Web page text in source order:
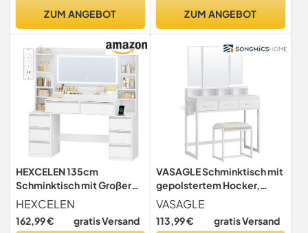
Glühbirne, Weiß
ZUM ANGEBOT ZUM ANGEBOT
HEXCELEN 135cm
Schminktisch mit Großer
Spiegel, Weiß-Silber
HEXCELEN
162,99 € gratis Versand
VASAGLE Schminktisch mit
gepolstertem Hocker,
Frisiertisch mit dreifachem
Spiegel, 3 Schubladen,
Haartrocknerhalter,
VASAGLE
113,99 € gratis Versand